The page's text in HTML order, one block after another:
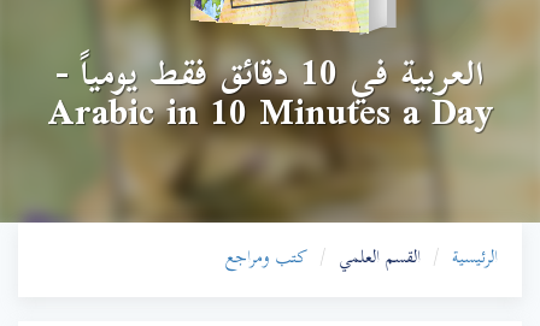
العربية في 10 دقائق فقط يومياً -
Arabic in 10 Minutes a Day
الرئيسية القسم العلمي كتب ومراجع